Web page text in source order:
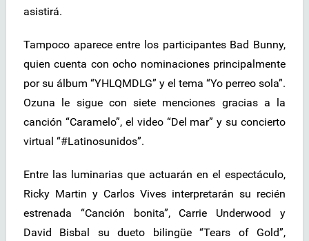
asistirá.
Tampoco aparece entre los participantes Bad Bunny,
quien cuenta con ocho nominaciones principalmente
por su álbum “YHLQMDLG” y el tema “Yo perreo sola”.
Ozuna le sigue con siete menciones gracias a la
canción “Caramelo”, el video “Del mar” y su concierto
virtual “#Latinosunidos”.
Entre las luminarias que actuarán en el espectáculo,
Ricky Martin y Carlos Vives interpretarán su recién
estrenada “Canción bonita”, Carrie Underwood y
David Bisbal su dueto bilingüe “Tears of Gold”,